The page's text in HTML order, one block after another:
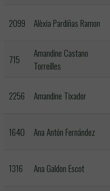
2099 Alèxia Pardiñas Ramon
715
Amandine Castano
Torreilles
2256 Amandine Tixador
1640 Ana Antón Fernández
1316 Ana Galdon Escot